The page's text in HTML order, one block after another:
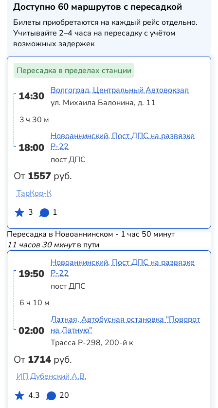
Доступно 60 маршрутов с пересадкой
Билеты приобретаются на каждый рейс отдельно.
Учитывайте 2–4 часа на пересадку с учётом
возможных задержек
Пересадка в пределах станции
14:30
3 ч 30 м
18:00
От 1557 руб.
Волгоград, Центральный Автовокзал
ул. Михаила Балонина, д. 11
Новоаннинский, Пост ДПС на развязке
Р-22
пост ДПС
ТарКор-К
3
1
Пересадка в Новоаннинском - 1 час 50 минут
11 часов 30 минутв пути
19:50
6 ч 10 м
02:00
От 1714 руб.
Новоаннинский, Пост ДПС на развязке
Р-22
пост ДПС
Латная, Автобусная остановка "Поворот
на Латную"
Трасса Р-298, 200-й к
ИП Дубенский А.В.
4.3
20